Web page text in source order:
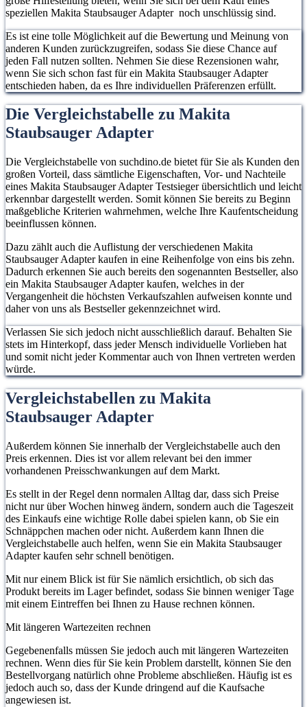
speziellen Makita Staubsauger Adapter noch unschlüssig sind.
Es ist eine tolle Möglichkeit auf die Bewertung und Meinung von
anderen Kunden zurückzugreifen, sodass Sie diese Chance auf
jeden Fall nutzen sollten. Nehmen Sie diese Rezensionen wahr,
wenn Sie sich schon fast für ein Makita Staubsauger Adapter
entschieden haben, da es Ihre individuellen Präferenzen erfüllt.
Die Vergleichstabelle zu Makita
Staubsauger Adapter
Die Vergleichstabelle von suchdino.de bietet für Sie als Kunden den
großen Vorteil, dass sämtliche Eigenschaften, Vor- und Nachteile
eines Makita Staubsauger Adapter Testsieger übersichtlich und leicht
erkennbar dargestellt werden. Somit können Sie bereits zu Beginn
maßgebliche Kriterien wahrnehmen, welche Ihre Kaufentscheidung
beeinflussen können.
Dazu zählt auch die Auflistung der verschiedenen Makita
Staubsauger Adapter kaufen in eine Reihenfolge von eins bis zehn.
Dadurch erkennen Sie auch bereits den sogenannten Bestseller, also
ein Makita Staubsauger Adapter kaufen, welches in der
Vergangenheit die höchsten Verkaufszahlen aufweisen konnte und
daher von uns als Bestseller gekennzeichnet wird.
Verlassen Sie sich jedoch nicht ausschließlich darauf. Behalten Sie
stets im Hinterkopf, dass jeder Mensch individuelle Vorlieben hat
und somit nicht jeder Kommentar auch von Ihnen vertreten werden
würde.
Vergleichstabellen zu Makita
Staubsauger Adapter
Außerdem können Sie innerhalb der Vergleichstabelle auch den
Preis erkennen. Dies ist vor allem relevant bei den immer
vorhandenen Preisschwankungen auf dem Markt.
Es stellt in der Regel denn normalen Alltag dar, dass sich Preise
nicht nur über Wochen hinweg ändern, sondern auch die Tageszeit
des Einkaufs eine wichtige Rolle dabei spielen kann, ob Sie ein
Schnäppchen machen oder nicht. Außerdem kann Ihnen die
Vergleichstabelle auch helfen, wenn Sie ein Makita Staubsauger
Adapter kaufen sehr schnell benötigen.
Mit nur einem Blick ist für Sie nämlich ersichtlich, ob sich das
Produkt bereits im Lager befindet, sodass Sie binnen weniger Tage
mit einem Eintreffen bei Ihnen zu Hause rechnen können.
Mit längeren Wartezeiten rechnen
Gegebenenfalls müssen Sie jedoch auch mit längeren Wartezeiten
rechnen. Wenn dies für Sie kein Problem darstellt, können Sie den
Bestellvorgang natürlich ohne Probleme abschließen. Häufig ist es
jedoch auch so, dass der Kunde dringend auf die Kaufsache
angewiesen ist.